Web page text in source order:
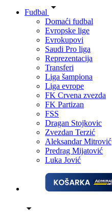
Fudbal
Domaći fudbal
Evropske lige
Evrokupovi
Saudi Pro liga
Reprezentacija
Transferi
Liga šampiona
Liga evrope
FK Crvena zvezda
FK Partizan
FSS
Dragan Stojkovic
Zvezdan Terzić
Aleksandar Mitrović
Predrag Mijatović
Luka Jović